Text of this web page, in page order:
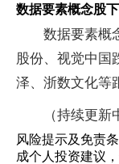
数据要素概念股
数据要素概
股份、 视觉中国
泽、 浙数文化等
（持续更新
风险提示及免责
成个人投资建议